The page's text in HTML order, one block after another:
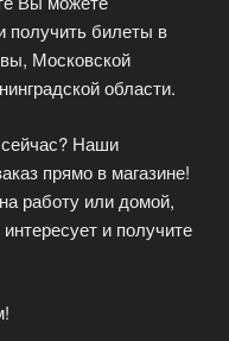
получить билеты в
Московской
области.
Наши
прямо в магазине!
работу или домой,
и получите